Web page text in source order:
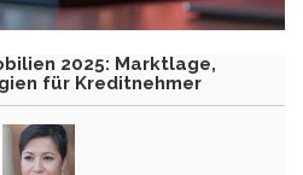
2025: Marktlage,
für Kreditnehmer